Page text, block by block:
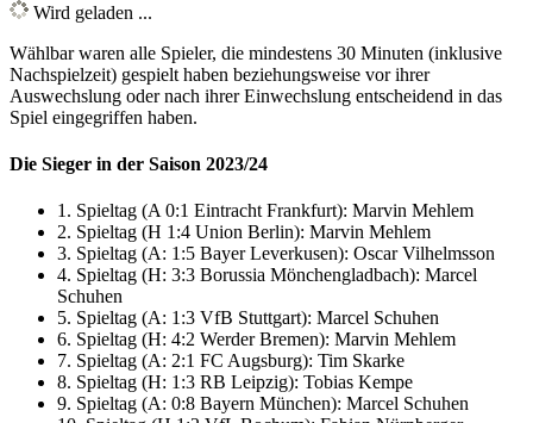
Wird geladen ...
Wählbar waren alle Spieler, die mindestens 30 Minuten (inklusive
Nachspielzeit) gespielt haben beziehungsweise vor ihrer
Auswechslung oder nach ihrer Einwechslung entscheidend in das
Spiel eingegriffen haben.
Die Sieger in der Saison 2023/24
1. Spieltag (A 0:1 Eintracht Frankfurt): Marvin Mehlem
2. Spieltag (H 1:4 Union Berlin): Marvin Mehlem
3. Spieltag (A: 1:5 Bayer Leverkusen): Oscar Vilhelmsson
4. Spieltag (H: 3:3 Borussia Mönchengladbach): Marcel
Schuhen
5. Spieltag (A: 1:3 VfB Stuttgart): Marcel Schuhen
6. Spieltag (H: 4:2 Werder Bremen): Marvin Mehlem
7. Spieltag (A: 2:1 FC Augsburg): Tim Skarke
8. Spieltag (H: 1:3 RB Leipzig): Tobias Kempe
9. Spieltag (A: 0:8 Bayern München): Marcel Schuhen